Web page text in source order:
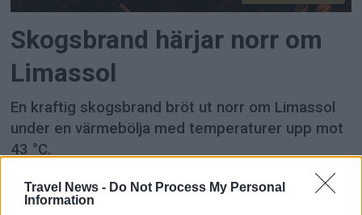
Travel News - Do Not Process My Personal
Information
Skogsbrand härjar norr om
Limassol
En kraftig skogsbrand bröt ut norr om Limassol
under en värmebölja med temperaturer upp mot
43 °C.